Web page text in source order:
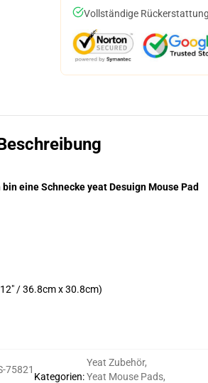
Vollständige
eine Schnecke yeat Desuign Mouse Pad
/ 36.8cm x 30.8cm)
75821
Kategorien:
Yeat Zubehör,
Yeat Mouse Pads,